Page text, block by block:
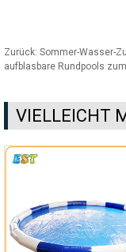
Zurück: Sommer-Wasser-
aufblasbare Rundpools
VIELLEICHT